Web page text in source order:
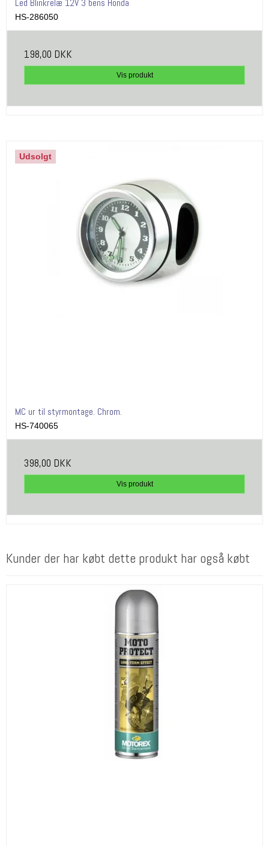
Led Blinkrelæ 12V 3 bens Honda
HS-286050
198,00 DKK
Vis produkt
Udsolgt
MC ur til styrmontage. Chrom.
HS-740065
398,00 DKK
Vis produkt
Kunder der har købt dette produkt har også købt